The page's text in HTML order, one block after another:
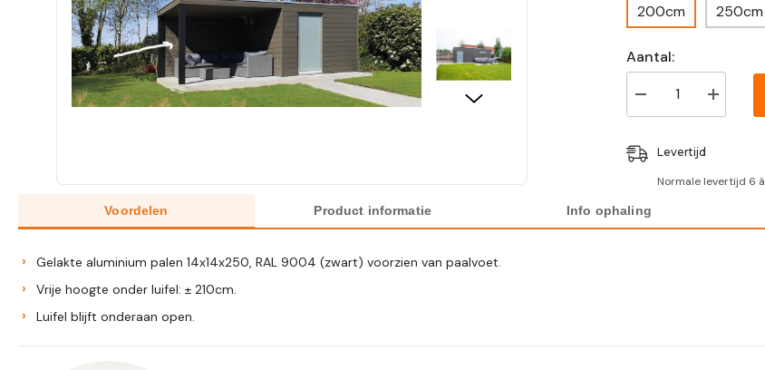
200cm
250cm
Aantal:
Verlaag
aantal
Verbier:
Verhoog
aantal
Levertijd
Normale levertijd 6
Voordelen
Product informatie Info ophaling
Gelakte aluminium palen 14x14x250, RAL 9004 (zwart) voorzien van paalvoet.
Vrije hoogte onder luifel: ± 210cm.
Luifel blijft onderaan open.